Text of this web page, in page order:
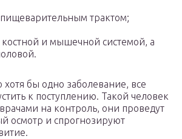
трактом;
костной и мышечной системой, а
бы одно заболевание, все
к поступлению. Такой человек
на контроль, они проведут
осмотр и спрогнозируют